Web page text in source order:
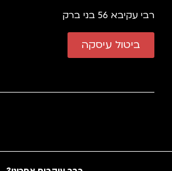
רבי עקיבא 56 בני ברק
ביטול עיסקה